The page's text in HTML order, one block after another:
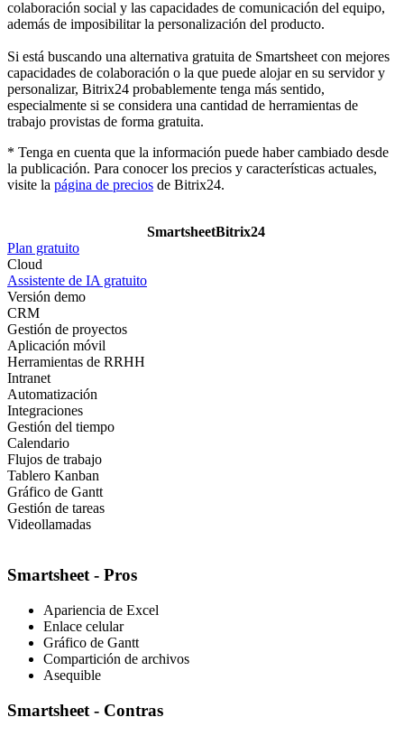
colaboración social y las capacidades de comunicación del equipo,
además de imposibilitar la personalización del producto.
Si está buscando una alternativa gratuita de Smartsheet con mejores
capacidades de colaboración o la que puede alojar en su servidor y
personalizar, Bitrix24 probablemente tenga más sentido,
especialmente si se considera una cantidad de herramientas de
trabajo provistas de forma gratuita.
* Tenga en cuenta que la información puede haber cambiado desde
la publicación. Para conocer los precios y características actuales,
visite la página de precios de Bitrix24.
SmartsheetBitrix24
Plan gratuito
Cloud
Assistente de IA gratuito
Versión demo
CRM
Gestión de proyectos
Aplicación móvil
Herramientas de RRHH
Intranet
Automatización
Integraciones
Gestión del tiempo
Calendario
Flujos de trabajo
Tablero Kanban
Gráfico de Gantt
Gestión de tareas
Videollamadas
Smartsheet - Pros
Apariencia de Excel
Enlace celular
Gráfico de Gantt
Compartición de archivos
Asequible
Smartsheet - Contras